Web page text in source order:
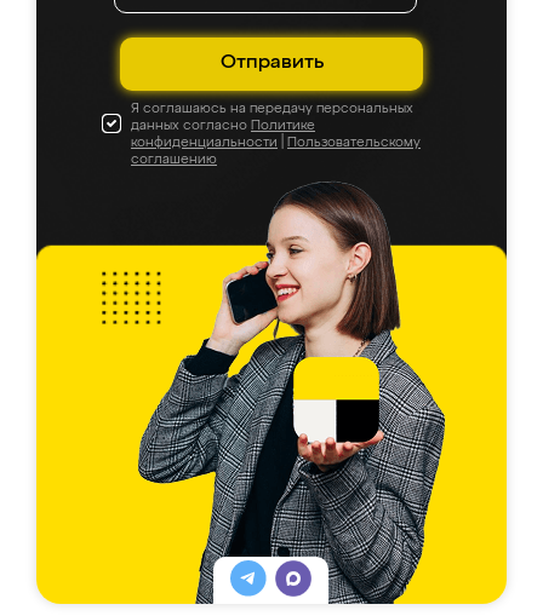
Отправить
Я соглашаюсь на передачу персональных
данных согласно Политике
конфиденциальности
Пользовательскому
соглашению